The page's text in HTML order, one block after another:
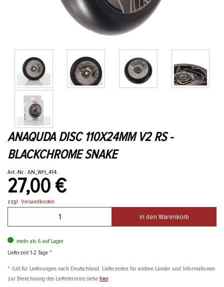
ANAQUDA DISC 110X24MM V2 RS -
BLACKCHROME SNAKE
Art.-Nr.: AN_WH_414
27,00 €
zzgl. Versandkosten
in den Warenkorb
mehr als 6 auf Lager
Lieferzeit 1-2 Tage *
* Gilt für Lieferungen nach Deutschland. Lieferzeiten für andere Länder und Informationen
zur Berechnung des Liefertermins siehe hier.